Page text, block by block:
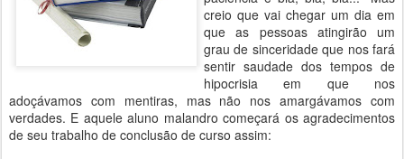
creio que vai chegar um dia em
que as pessoas atingirão um
grau de sinceridade que nos fará
sentir saudade dos tempos de
hipocrisia em que nos
adoçávamos com mentiras, mas não nos amargávamos com
verdades. E aquele aluno malandro começará os agradecimentos
de seu trabalho de conclusão de curso assim: